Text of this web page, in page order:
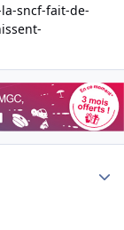
sncf-fait-de-